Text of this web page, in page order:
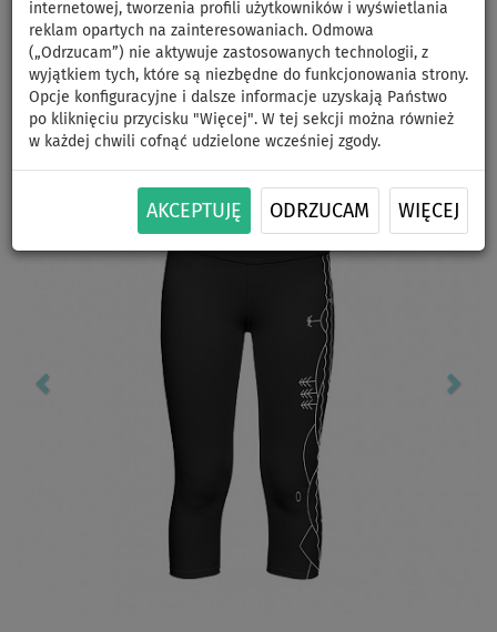
internetowej, tworzenia profili użytkowników i wyświetlania
reklam opartych na zainteresowaniach. Odmowa
(„Odrzucam”) nie aktywuje zastosowanych technologii, z
wyjątkiem tych, które są niezbędne do funkcjonowania strony.
Opcje konfiguracyjne i dalsze informacje uzyskają Państwo
po kliknięciu przycisku "Więcej". W tej sekcji można również
w każdej chwili cofnąć udzielone wcześniej zgody.
AKCEPTUJĘ ODRZUCAM WIĘCEJ
rozmiar: 38
DO
-24 %
NASZ
WYBÓR
Previous